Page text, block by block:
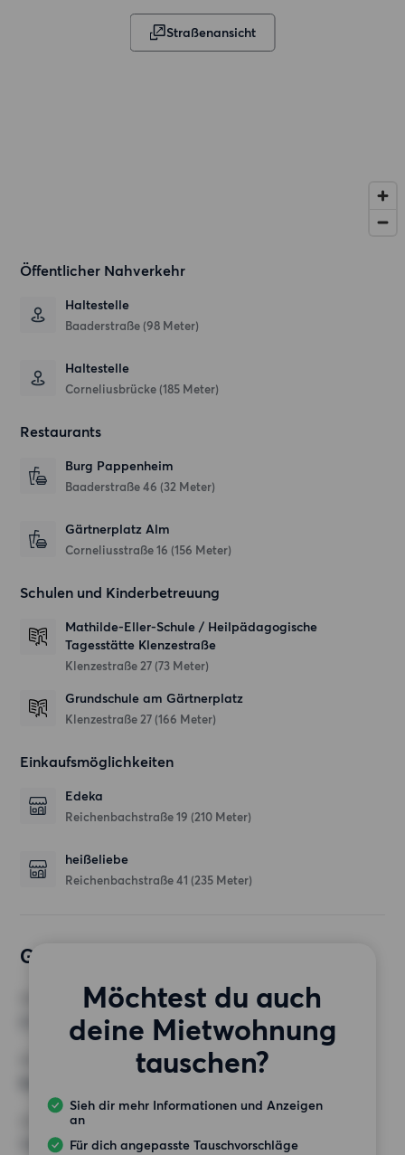
Straßenansicht
Öffentlicher Nahverkehr
Haltestelle
Baaderstraße (98 Meter)
Haltestelle
Corneliusbrücke (185 Meter)
Restaurants
Burg Pappenheim
Baaderstraße 46 (32 Meter)
Gärtnerplatz Alm
Corneliusstraße 16 (156 Meter)
Schulen und Kinderbetreuung
Mathilde-Eller-Schule / Heilpädagogische
Tagesstätte Klenzestraße
Klenzestraße 27 (73 Meter)
Grundschule am Gärtnerplatz
Klenzestraße 27 (166 Meter)
Einkaufsmöglichkeiten
Edeka
Reichenbachstraße 19 (210 Meter)
heißeliebe
Reichenbachstraße 41 (235 Meter)
Gewünschte Wohnung
Möchtest du auch
deine Mietwohnung
tauschen?
Sieh dir mehr Informationen und Anzeigen
an
Für dich angepasste Tauschvorschläge
2 Zimmer
MINDESTANZAHL AN QUADRATMETERN
HÖCHSTMIETE (KALTMIETE)
1 500 EUR